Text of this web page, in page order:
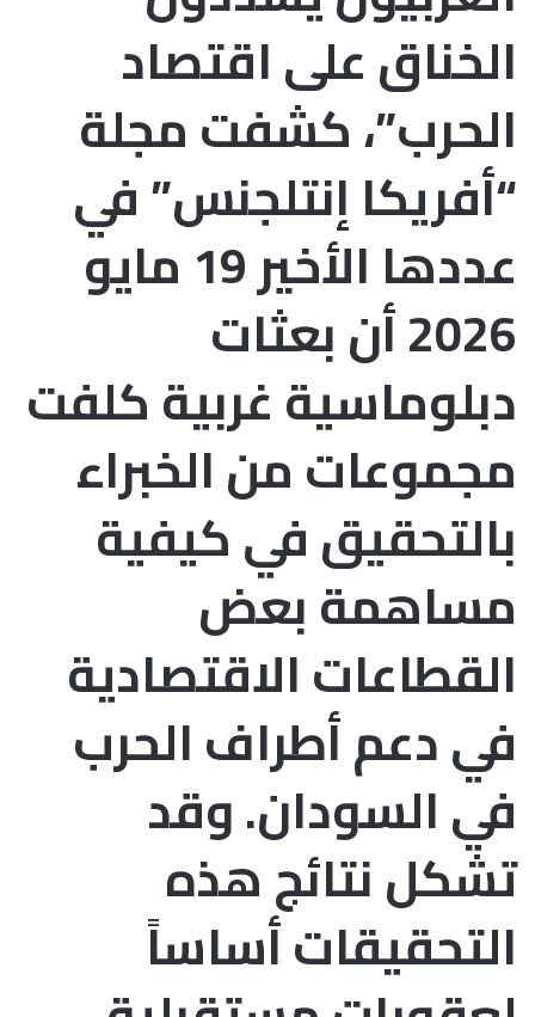
الخناق على اقتصاد
الحرب”، كشفت مجلة
“أفريكا إنتلجنس” في
عددها الأخير 19 مايو
2026 أن بعثات
دبلوماسية غربية كلفت
مجموعات من الخبراء
بالتحقيق في كيفية
مساهمة بعض
القطاعات الاقتصادية
في دعم أطراف الحرب
في السودان. وقد
تشكل نتائج هذه
التحقيقات أساساً